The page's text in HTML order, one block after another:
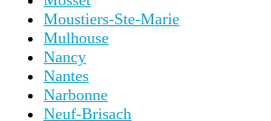
Moustiers-Ste-Marie
Mulhouse
Nancy
Nantes
Narbonne
Neuf-Brisach